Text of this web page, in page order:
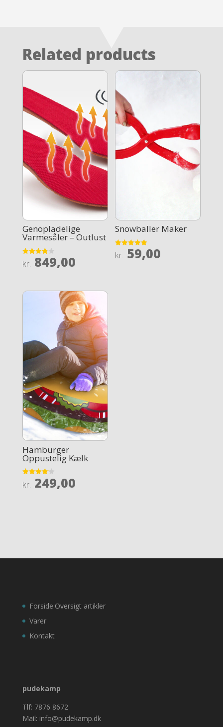
Related products
Genopladelige
Varmesåler – Outlust
Rated
3.9
kr. 849,00
Snowballer Maker
Rated
4.9
kr. 59,00
Hamburger
Oppustelig Kælk
Rated
4.1
kr. 249,00
Forside
Varer
Kontakt
Oversigt artikler
pudekamp
Tlf: 7876 8672
Mail: info@pudekamp.dk